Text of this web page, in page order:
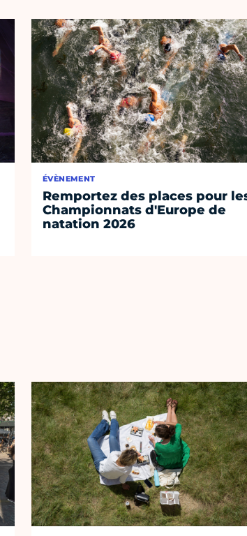
ÉVÈNEMENT
Remportez des places pour
Championnats d'Europe de
natation 2026